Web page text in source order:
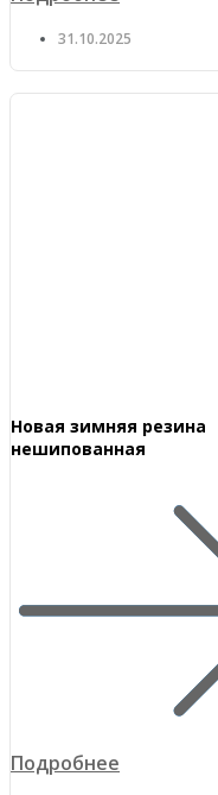
31.10.2025
Новая зимняя резина
нешипованная
Подробнее